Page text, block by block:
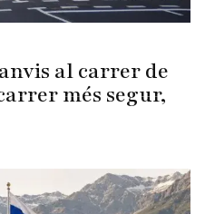
al carrer de
més segur,